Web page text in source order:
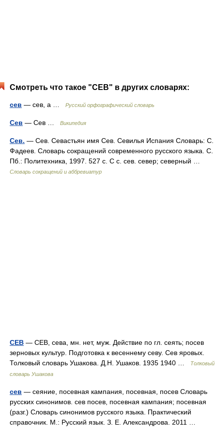
Смотреть что такое "СЕВ" в других словарях:
сев — сев, а … Русский орфографический словарь
Сев — Сев … Википедия
Сев. — Сев. Севастьян имя Сев. Севилья Испания Словарь: С.
Фадеев. Словарь сокращений современного русского языка. С.
Пб.: Политехника, 1997. 527 с. С с. сев. север; северный …
Словарь сокращений и аббревиатур
СЕВ — СЕВ, сева, мн. нет, муж. Действие по гл. сеять; посев
зерновых культур. Подготовка к весеннему севу. Сев яровых.
Толковый словарь Ушакова. Д.Н. Ушаков. 1935 1940 …
Толковый
словарь Ушакова
сев — сеяние, посевная кампания, посевная, посев Словарь
русских синонимов. сев посев, посевная кампания; посевная
(разг.) Словарь синонимов русского языка. Практический
справочник. М.: Русский язык. З. Е. Александрова. 2011 …